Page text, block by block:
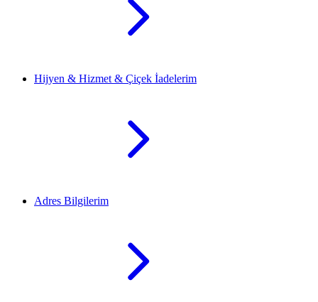
Hijyen & Hizmet & Çiçek İadelerim
Adres Bilgilerim